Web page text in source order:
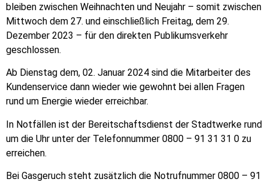
bleiben zwischen Weihnachten und Neujahr – somit zwischen
Mittwoch dem 27. und einschließlich Freitag, dem 29.
Dezember 2023 – für den direkten Publikumsverkehr
geschlossen.
Ab Dienstag dem, 02. Januar 2024 sind die Mitarbeiter des
Kundenservice dann wieder wie gewohnt bei allen Fragen
rund um Energie wieder erreichbar.
In Notfällen ist der Bereitschaftsdienst der Stadtwerke rund
um die Uhr unter der Telefonnummer 0800 – 91 31 31 0 zu
erreichen.
Bei Gasgeruch steht zusätzlich die Notruf­nummer 0800 – 91